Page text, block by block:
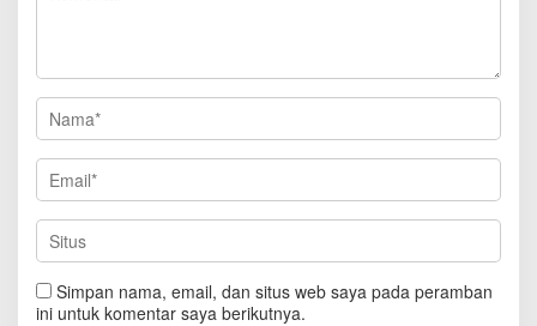
Simpan nama, email, dan situs web saya pada peramban
ini untuk komentar saya berikutnya.